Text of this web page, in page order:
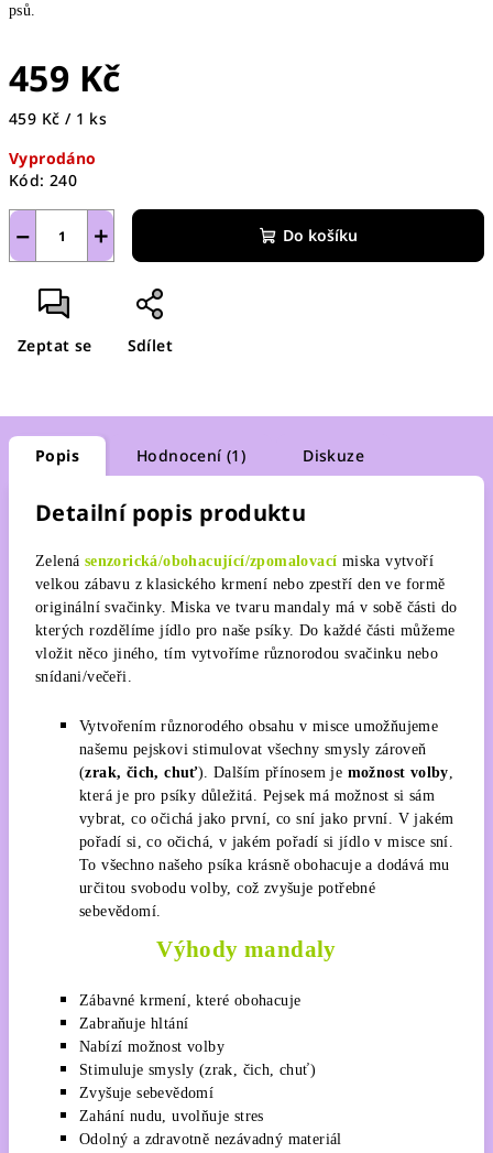
psů.
459 Kč
Měrná
459 Kč / 1 ks
Vyprodáno
Kód: 240
+
− Do košíku
Zeptat se Sdílet
Popis Hodnocení (1) Diskuze
Detailní popis produktu
Zelená senzorická/obohacující/zpomalovací miska vytvoří
velkou zábavu z klasického krmení nebo zpestří den ve formě
originální svačinky. Miska ve tvaru mandaly má v sobě části do
kterých rozdělíme jídlo pro naše psíky. Do každé části můžeme
vložit něco jiného, tím vytvoříme různorodou svačinku nebo
snídani/večeři.
Vytvořením různorodého obsahu v misce umožňujeme
našemu pejskovi stimulovat všechny smysly zároveň
(zrak, čich, chuť). Dalším přínosem je možnost volby,
která je pro psíky důležitá. Pejsek má možnost si sám
vybrat, co očichá jako první, co sní jako první. V jakém
pořadí si, co očichá, v jakém pořadí si jídlo v misce sní.
To všechno našeho psíka krásně obohacuje a dodává mu
určitou svobodu volby, což zvyšuje potřebné
sebevědomí.
Výhody mandaly
Zábavné krmení, které obohacuje
Zabraňuje hltání
Nabízí možnost volby
Stimuluje smysly (zrak, čich, chuť)
Zvyšuje sebevědomí
Zahání nudu, uvolňuje stres
Odolný a zdravotně nezávadný materiál